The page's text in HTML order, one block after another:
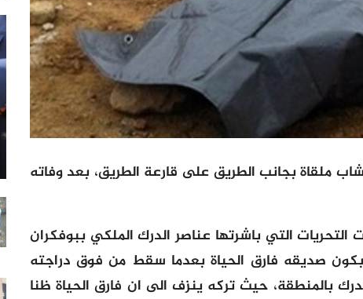
ملقاة بجانب الطريق على قارعة الطريق، بعد وفاته
التي باشرتها عناصر الدرك الملكي ببوفكران
بكون صديقه فارق الحياة بعدما سقط من فوق دراجته
بالمنطقة، حيث تركه ينزف الى ان فارق الحياة ظنا